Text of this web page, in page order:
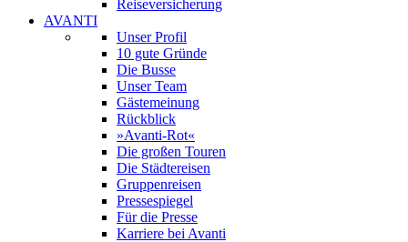
Reiseversicherung
AVANTI
Unser Profil
10 gute Gründe
Die Busse
Unser Team
Gästemeinung
Rückblick
»Avanti-Rot«
Die großen Touren
Die Städtereisen
Gruppenreisen
Pressespiegel
Für die Presse
Karriere bei Avanti